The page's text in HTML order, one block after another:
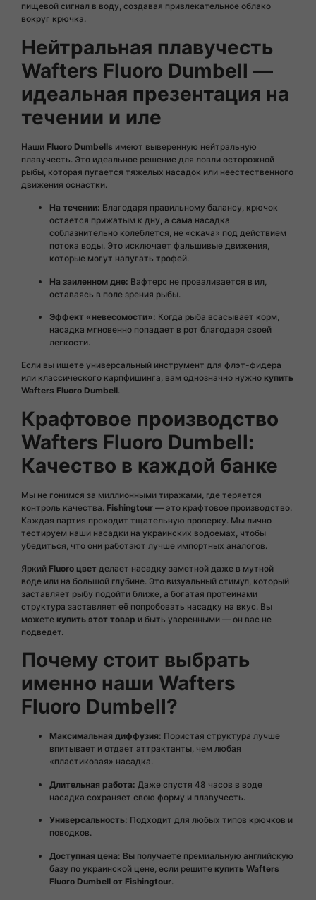
пищевой сигнал в воду, создавая привлекательное облако
вокруг крючка.
Нейтральная плавучесть
Wafters Fluoro Dumbell —
идеальная презентация на
течении и иле
Наши Fluoro Dumbells имеют выверенную нейтральную
плавучесть. Это идеальное решение для ловли осторожной
рыбы, которая пугается тяжелых насадок или неестественного
движения оснастки.
На течении: Благодаря правильному балансу, крючок
остается прижатым к дну, а сама насадка
соблазнительно колеблется, не «скача» под действием
потока воды. Это исключает фальшивые движения,
которые могут напугать трофей.
На заиленном дне: Вафтерс не проваливается в ил,
оставаясь в поле зрения рыбы.
Эффект «невесомости»: Когда рыба всасывает корм,
насадка мгновенно попадает в рот благодаря своей
легкости.
Если вы ищете универсальный инструмент для флэт-фидера
или классического карпфишинга, вам однозначно нужно купить
Wafters Fluoro Dumbell.
Крафтовое производство
Wafters Fluoro Dumbell:
Качество в каждой банке
Мы не гонимся за миллионными тиражами, где теряется
контроль качества. Fishingtour — это крафтовое производство.
Каждая партия проходит тщательную проверку. Мы лично
тестируем наши насадки на украинских водоемах, чтобы
убедиться, что они работают лучше импортных аналогов.
Яркий Fluoro цвет делает насадку заметной даже в мутной
воде или на большой глубине. Это визуальный стимул, который
заставляет рыбу подойти ближе, а богатая протеинами
структура заставляет её попробовать насадку на вкус. Вы
можете купить этот товар и быть уверенными — он вас не
подведет.
Почему стоит выбрать
именно наши Wafters
Fluoro Dumbell?
Максимальная диффузия: Пористая структура лучше
впитывает и отдает аттрактанты, чем любая
«пластиковая» насадка.
Длительная работа: Даже спустя 48 часов в воде
насадка сохраняет свою форму и плавучесть.
Универсальность: Подходит для любых типов крючков и
поводков.
Доступная цена: Вы получаете премиальную английскую
базу по украинской цене, если решите купить Wafters
Fluoro Dumbell от Fishingtour.